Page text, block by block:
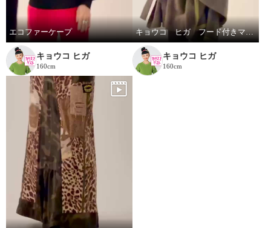
エコファーケープ
キョウコ ヒガ
160cm
キョウコ ヒガ フード付きマント
キョウコ ヒガ
160cm